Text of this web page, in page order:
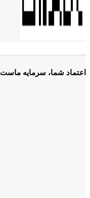
اعتماد شما، سرمایه ماست